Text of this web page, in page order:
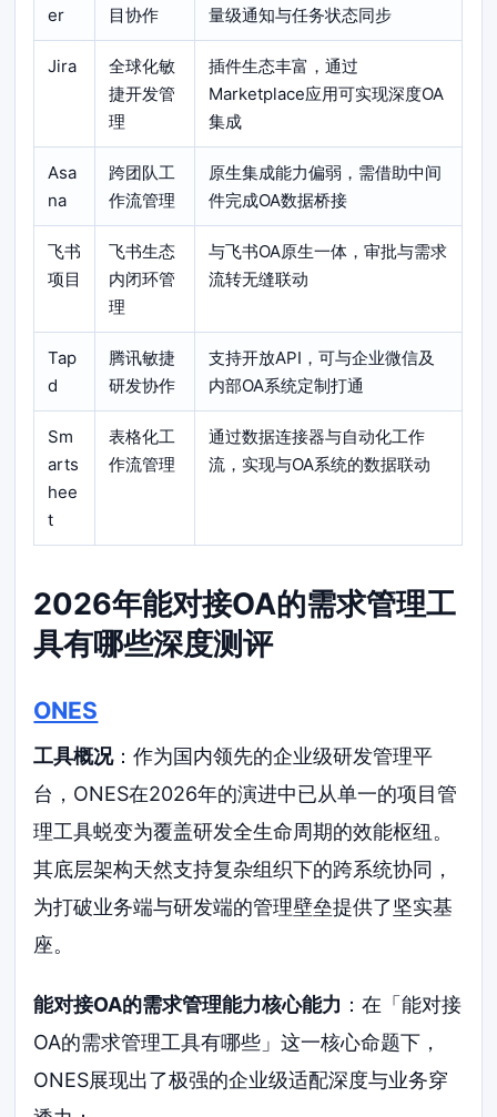
er
目协作
量级通知与任务状态同步
Jira
全球化敏
捷开发管
理
插件生态丰富，通过
Marketplace应用可实现深度OA
集成
Asa
na
跨团队工
作流管理
原生集成能力偏弱，需借助中间
件完成OA数据桥接
飞书
项目
飞书生态
内闭环管
理
与飞书OA原生一体，审批与需求
流转无缝联动
Tap
d
腾讯敏捷
研发协作
支持开放API，可与企业微信及
内部OA系统定制打通
Sm
arts
hee
t
表格化工
作流管理
通过数据连接器与自动化工作
流，实现与OA系统的数据联动
2026年能对接OA的需求管理工
具有哪些深度测评
ONES
工具概况：作为国内领先的企业级研发管理平
台，ONES在2026年的演进中已从单一的项目管
理工具蜕变为覆盖研发全生命周期的效能枢纽。
其底层架构天然支持复杂组织下的跨系统协同，
为打破业务端与研发端的管理壁垒提供了坚实基
座。
能对接OA的需求管理能力核心能力 ：在「能对接
OA的需求管理工具有哪些」这一核心命题下，
ONES展现出了极强的企业级适配深度与业务穿